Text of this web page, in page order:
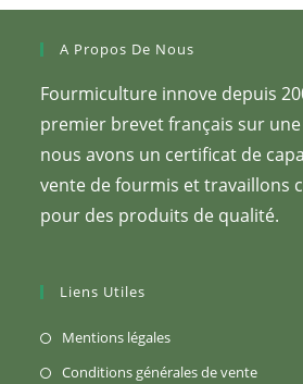
A Propos De Nous
Fourmiculture innove depuis
premier brevet français sur
nous avons un certificat de
vente de fourmis et travaillons
pour des produits de qualité.
Liens Utiles
Mentions légalesS’ouvre
Conditions générales de venteS’ouvre